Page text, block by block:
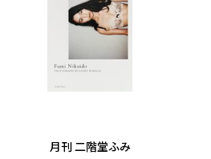
月刊 二階堂ふみ